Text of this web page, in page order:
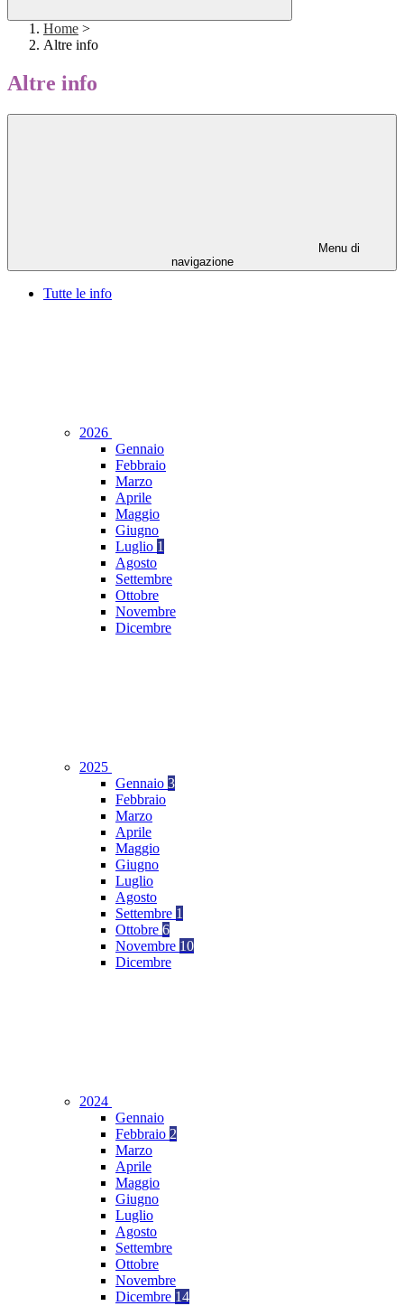
Home >
Altre info
Altre info
Menu di
navigazione
Tutte le info
2026
Gennaio
Febbraio
Marzo
Aprile
Maggio
Giugno
Luglio 1
Agosto
Settembre
Ottobre
Novembre
Dicembre
2025
Gennaio 3
Febbraio
Marzo
Aprile
Maggio
Giugno
Luglio
Agosto
Settembre 1
Ottobre 6
Novembre 10
Dicembre
2024
Gennaio
Febbraio 2
Marzo
Aprile
Maggio
Giugno
Luglio
Agosto
Settembre
Ottobre
Novembre
Dicembre 14